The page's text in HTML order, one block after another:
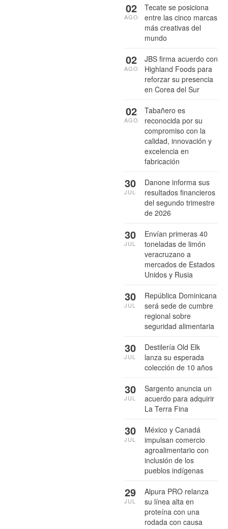
Tecate se posiciona
entre las cinco marcas
más creativas del
mundo
02
AGO
JBS firma acuerdo con
Highland Foods para
reforzar su presencia
en Corea del Sur
02
AGO
Tabañero es
reconocida por su
compromiso con la
calidad, innovación y
excelencia en
fabricación
02
AGO
Danone informa sus
resultados financieros
del segundo trimestre
de 2026
30
JUL
Envían primeras 40
toneladas de limón
veracruzano a
mercados de Estados
Unidos y Rusia
30
JUL
República Dominicana
será sede de cumbre
regional sobre
seguridad alimentaria
30
JUL
Destilería Old Elk
lanza su esperada
colección de 10 años
30
JUL
Sargento anuncia un
acuerdo para adquirir
La Terra Fina
30
JUL
México y Canadá
impulsan comercio
agroalimentario con
inclusión de los
pueblos indígenas
30
JUL
Alpura PRO relanza
su línea alta en
proteína con una
rodada con causa
29
JUL